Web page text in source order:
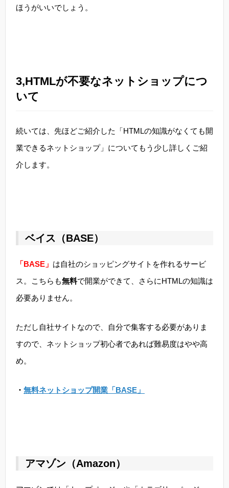
ほうがいいでしょう。
3,HTMLが不要なネットショップにつ
いて
続いては、先ほどご紹介した「HTMLの知識がなくても開
業できるネットショップ」についてもう少し詳しくご紹
介します。
ベイス（BASE）
「BASE」 は自社のショッピングサイトを作れるサービ
ス。こちらも無料で開業ができて、さらにHTMLの知識は
必要ありません。
ただし自社サイトなので、自分で集客する必要がありま
すので、ネットショップ初心者であれば難易度はやや高
め。
・ 無料ネットショップ開業「BASE」
アマゾン（Amazon）